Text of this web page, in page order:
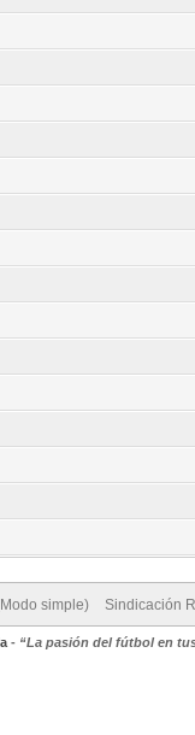
simple) Sindicación
- “La pasión del fútbol en